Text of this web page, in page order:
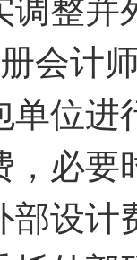
整并
册会计
单位进
，必要
部设计